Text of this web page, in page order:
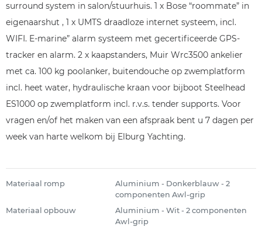
surround system in salon/stuurhuis. 1 x Bose “roommate” in
eigenaarshut , 1 x UMTS draadloze internet systeem, incl.
WIFI. E-marine” alarm systeem met gecertificeerde GPS-
tracker en alarm. 2 x kaapstanders, Muir Wrc3500 ankelier
met ca. 100 kg poolanker, buitendouche op zwemplatform
incl. heet water, hydraulische kraan voor bijboot Steelhead
ES1000 op zwemplatform incl. r.v.s. tender supports. Voor
vragen en/of het maken van een afspraak bent u 7 dagen per
week van harte welkom bij Elburg Yachting.
Materiaal romp
Aluminium - Donkerblauw - 2
componenten Awl-grip
Materiaal opbouw
Aluminium - Wit - 2 componenten
Awl-grip